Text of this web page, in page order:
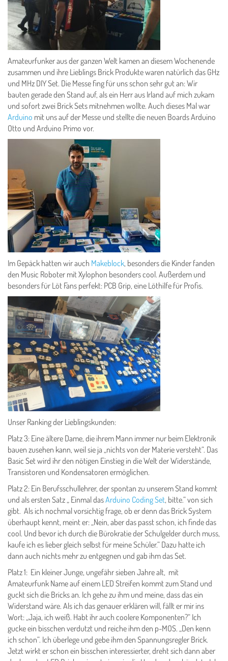
Amateurfunker aus der ganzen Welt kamen an diesem Wochenende
zusammen und ihre Lieblings Brick Produkte waren natürlich das GHz
und MHz DIY Set. Die Messe fing für uns schon sehr gut an: Wir
bauten gerade den Stand auf, als ein Herr aus Irland auf mich zukam
und sofort zwei Brick Sets mitnehmen wollte. Auch dieses Mal war
Arduino mit uns auf der Messe und stellte die neuen Boards Arduino
Otto und Arduino Primo vor.
Im Gepäck hatten wir auch Makeblock, besonders die Kinder fanden
den Music Roboter mit Xylophon besonders cool. Außerdem und
besonders für Löt Fans perfekt: PCB Grip, eine Löthilfe für Profis.
Unser Ranking der Lieblingskunden:
Platz 3: Eine ältere Dame, die ihrem Mann immer nur beim Elektronik
bauen zusehen kann, weil sie ja „nichts von der Materie versteht“. Das
Basic Set wird ihr den nötigen Einstieg in die Welt der Widerstände,
Transistoren und Kondensatoren ermöglichen.
Platz 2: Ein Berufsschullehrer, der spontan zu unserem Stand kommt
und als ersten Satz „ Einmal dasArduino Coding Set, bitte.“ von sich
gibt. Als ich nochmal vorsichtig frage, ob er denn das Brick System
überhaupt kennt, meint er: „Nein, aber das passt schon, ich finde das
cool. Und bevor ich durch die Bürokratie der Schulgelder durch muss,
kaufe ich es lieber gleich selbst für meine Schüler.“ Dazu hatte ich
dann auch nichts mehr zu entgegnen und gab ihm das Set.
Platz 1: Ein kleiner Junge, ungefähr sieben Jahre alt, mit
Amateurfunk Name auf einem LED Streifen kommt zum Stand und
guckt sich die Bricks an. Ich gehe zu ihm und meine, dass das ein
Widerstand wäre. Als ich das genauer erklären will, fällt er mir ins
Wort: „Jaja, ich weiß. Habt ihr auch coolere Komponenten?“ Ich
gucke ein bisschen verdutzt und reiche ihm den p-MOS. „Den kenn
ich schon“. Ich überlege und gebe ihm den Spannungsregler Brick.
Jetzt wirkt er schon ein bisschen interessierter, dreht sich dann aber